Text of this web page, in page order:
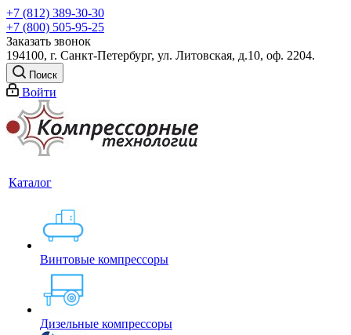
+7 (812) 389-30-30
+7 (800) 505-95-25
Заказать звонок
194100, г. Санкт-Петербург, ул. Литовская, д.10, оф. 2204.
Поиск
Войти
Каталог
Винтовые компрессоры
Дизельные компрессоры